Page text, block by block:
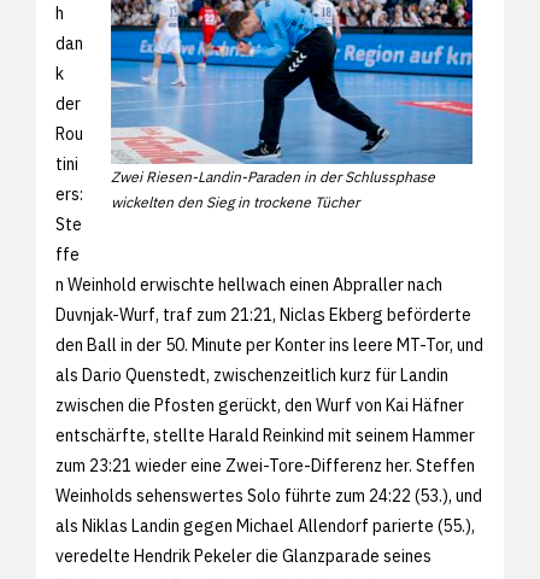
Zwei Riesen-Landin-Paraden in der Schlussphase
wickelten den Sieg in trockene Tücher
h
dan
k
der
Rou
tini
ers:
Ste
ffe
n Weinhold erwischte hellwach einen Abpraller nach
Duvnjak-Wurf, traf zum 21:21, Niclas Ekberg beförderte
den Ball in der 50. Minute per Konter ins leere MT-Tor, und
als Dario Quenstedt, zwischenzeitlich kurz für Landin
zwischen die Pfosten gerückt, den Wurf von Kai Häfner
entschärfte, stellte Harald Reinkind mit seinem Hammer
zum 23:21 wieder eine Zwei-Tore-Differenz her. Steffen
Weinholds sehenswertes Solo führte zum 24:22 (53.), und
als Niklas Landin gegen Michael Allendorf parierte (55.),
veredelte Hendrik Pekeler die Glanzparade seines